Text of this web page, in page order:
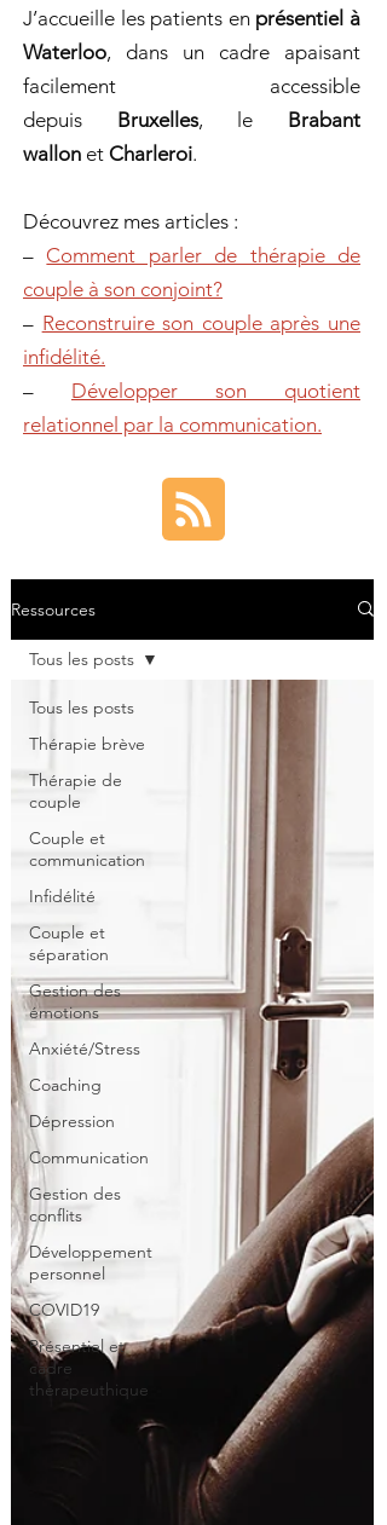
J’accueille les patients en présentiel à
Waterloo, dans un cadre apaisant
facilement accessible
depuis Bruxelles, le Brabant
wallon et Charleroi.
Découvrez mes articles :
– Comment parler de thérapie de
couple à son conjoint?
– Reconstruire son couple après une
infidélité.
– Développer son quotient
relationnel par la communication.
Ressources
Tous les posts
Thérapie brève
Thérapie de
couple
Couple et
communication
Infidélité
Couple et
séparation
Gestion des
émotions
Anxiété/Stress
Coaching
Dépression
Communication
Gestion des
conflits
Développement
personnel
COVID19
Présentiel et
cadre
thérapeuthique
Tous les posts